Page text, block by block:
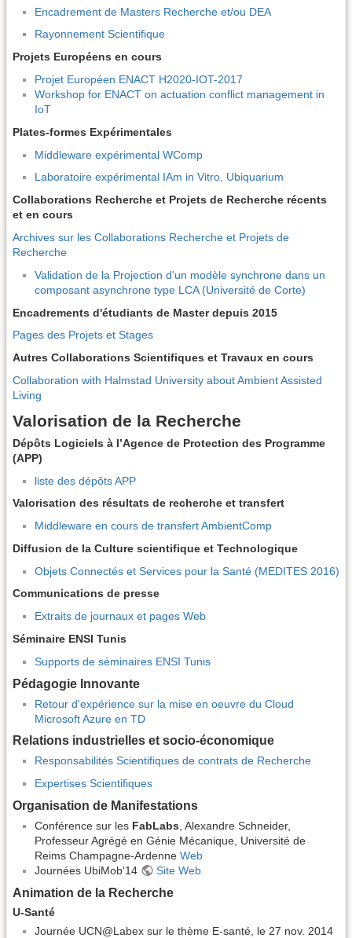
Encadrement de Masters Recherche et/ou DEA
Rayonnement Scientifique
Projets Européens en cours
Projet Européen ENACT H2020-IOT-2017
Workshop for ENACT on actuation conflict management in
IoT
Plates-formes Expérimentales
Middleware expérimental WComp
Laboratoire expérimental IAm in Vitro, Ubiquarium
Collaborations Recherche et Projets de Recherche récents
et en cours
Archives sur les Collaborations Recherche et Projets de
Recherche
Validation de la Projection d'un modèle synchrone dans un
composant asynchrone type LCA (Université de Corte)
Encadrements d'étudiants de Master depuis 2015
Pages des Projets et Stages
Autres Collaborations Scientifiques et Travaux en cours
Collaboration with Halmstad University about Ambient Assisted
Living
Valorisation de la Recherche
Dépôts Logiciels à l’Agence de Protection des Programme
(APP)
liste des dépôts APP
Valorisation des résultats de recherche et transfert
Middleware en cours de transfert AmbientComp
Diffusion de la Culture scientifique et Technologique
Objets Connectés et Services pour la Santé (MEDITES 2016)
Communications de presse
Extraits de journaux et pages Web
Séminaire ENSI Tunis
Supports de séminaires ENSI Tunis
Pédagogie Innovante
Retour d'expérience sur la mise en oeuvre du Cloud
Microsoft Azure en TD
Relations industrielles et socio-économique
Responsabilités Scientifiques de contrats de Recherche
Expertises Scientifiques
Organisation de Manifestations
Conférence sur les FabLabs , Alexandre Schneider,
Professeur Agrégé en Génie Mécanique, Université de
Reims Champagne-Ardenne Web
Journées UbiMob'14
Site Web
Animation de la Recherche
U-Santé
Journée UCN@Labex sur le thème E-santé, le 27 nov. 2014